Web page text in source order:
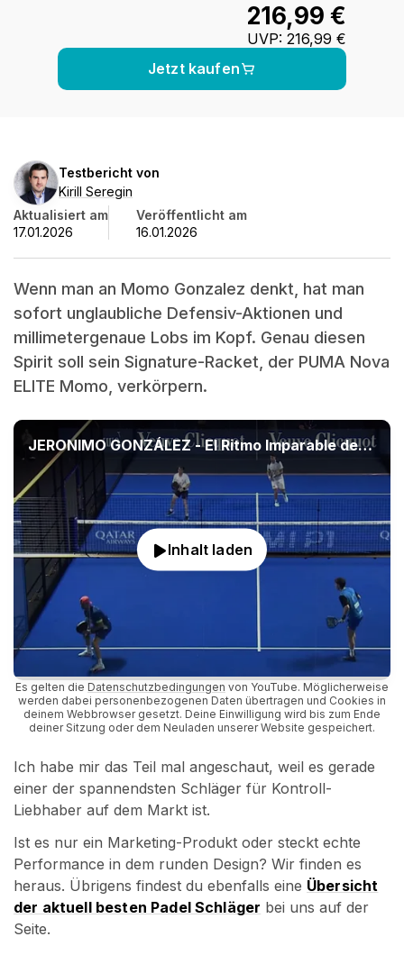
216,99 €
UVP: 216,99 €
Jetzt kaufen
Kirill
Seregin
Testbericht von
Kirill Seregin
Aktualisiert am
17.01.2026
Veröffentlicht am
16.01.2026
Wenn man an Momo Gonzalez denkt, hat man
sofort unglaubliche Defensiv-Aktionen und
millimetergenaue Lobs im Kopf. Genau diesen
Spirit soll sein Signature-Racket, der PUMA Nova
ELITE Momo, verkörpern.
JERONIMO GONZÁLEZ - El Ritmo Imparable del
Pádel - PADEL HIGHLIGHTS
Inhalt laden
Es gelten die Datenschutzbedingungen von YouTube. Möglicherweise
werden dabei personenbezogenen Daten übertragen und Cookies in
deinem Webbrowser gesetzt. Deine Einwilligung wird bis zum Ende
deiner Sitzung oder dem Neuladen unserer Website gespeichert.
Ich habe mir das Teil mal angeschaut, weil es gerade
einer der spannendsten Schläger für Kontroll-
Liebhaber auf dem Markt ist.
Ist es nur ein Marketing-Produkt oder steckt echte
Performance in dem runden Design? Wir finden es
heraus. Übrigens findest du ebenfalls eine Übersicht
der aktuell besten Padel Schläger bei uns auf der
Seite.